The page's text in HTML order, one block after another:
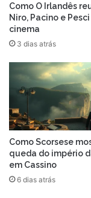
Como O Irlandês
Niro, Pacino e
cinema
3 dias atrás
Como Scorsese
queda do império
em Cassino
6 dias atrás